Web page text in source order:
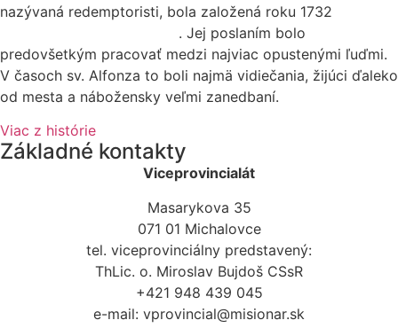
nazývaná redemptoristi, bola založená roku 1732
. Jej poslaním bolo
predovšetkým pracovať medzi najviac opustenými ľuďmi.
V časoch sv. Alfonza to boli najmä vidiečania, žijúci ďaleko
od mesta a nábožensky veľmi zanedbaní.
Viac z histórie
Základné kontakty
Viceprovincialát
Masarykova 35
071 01 Michalovce
tel. viceprovinciálny predstavený:
ThLic. o. Miroslav Bujdoš CSsR
+421 948 439 045
e-mail: vprovincial@misionar.sk